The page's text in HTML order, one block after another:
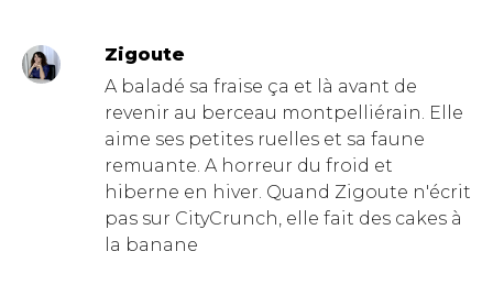
Zigoute
A baladé sa fraise ça et là avant de
revenir au berceau montpelliérain. Elle
aime ses petites ruelles et sa faune
remuante. A horreur du froid et
hiberne en hiver. Quand Zigoute n'écrit
pas sur CityCrunch, elle fait des cakes à
la banane